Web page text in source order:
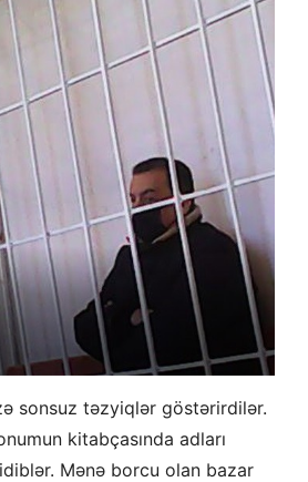
sonsuz təzyiqlər göstərirdilər.
kitabçasında adları
Mənə borcu olan bazar